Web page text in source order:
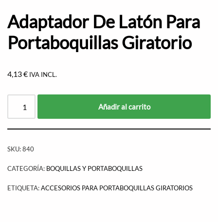
Adaptador De Latón Para
Portaboquillas Giratorio
4,13€ IVA INCL.
Añadir al carrito
SKU:840
CATEGORÍA: BOQUILLAS Y PORTABOQUILLAS
ETIQUETA:ACCESORIOS PARA PORTABOQUILLAS GIRATORIOS